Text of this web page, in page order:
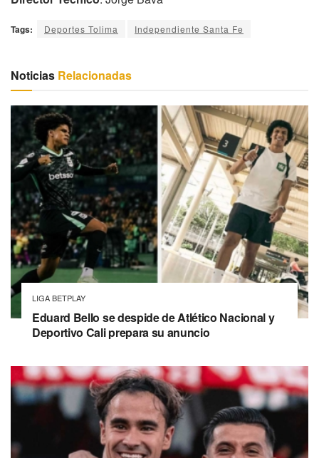
Tags: Deportes Tolima Independiente Santa Fe
Noticias Relacionadas
LIGA BETPLAY
Eduard Bello se despide de Atlético Nacional y
Deportivo Cali prepara su anuncio